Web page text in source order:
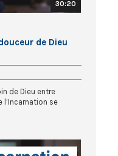
30:20
de Dieu
de Dieu entre
se